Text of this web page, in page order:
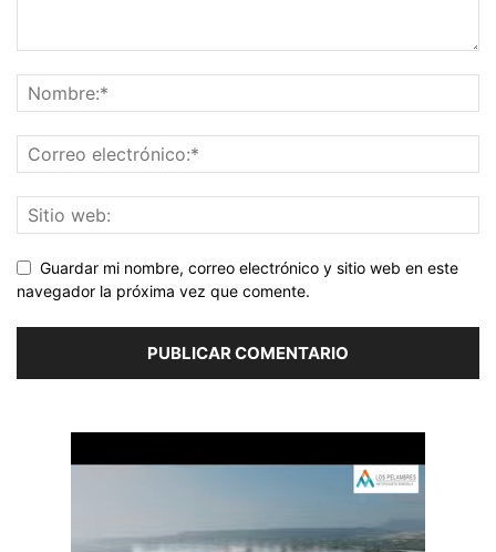
Guardar mi nombre, correo electrónico y sitio web en este
navegador la próxima vez que comente.